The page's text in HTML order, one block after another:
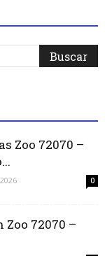
Zoo 72070 –
0
72070 –